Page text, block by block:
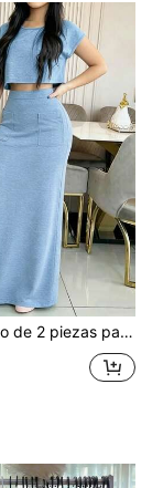
de manga corta con cuello redondo de unicolor y falda con bolsillo de unicolor, adecuado para fiestas, reuniones y uso diario